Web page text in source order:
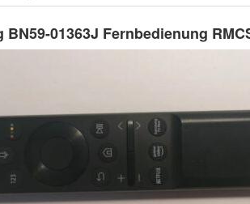
01363J Fernbedienung